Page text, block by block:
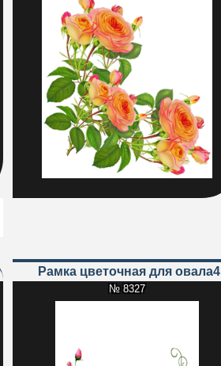
Рамка цветочная для овала4
№ 8327